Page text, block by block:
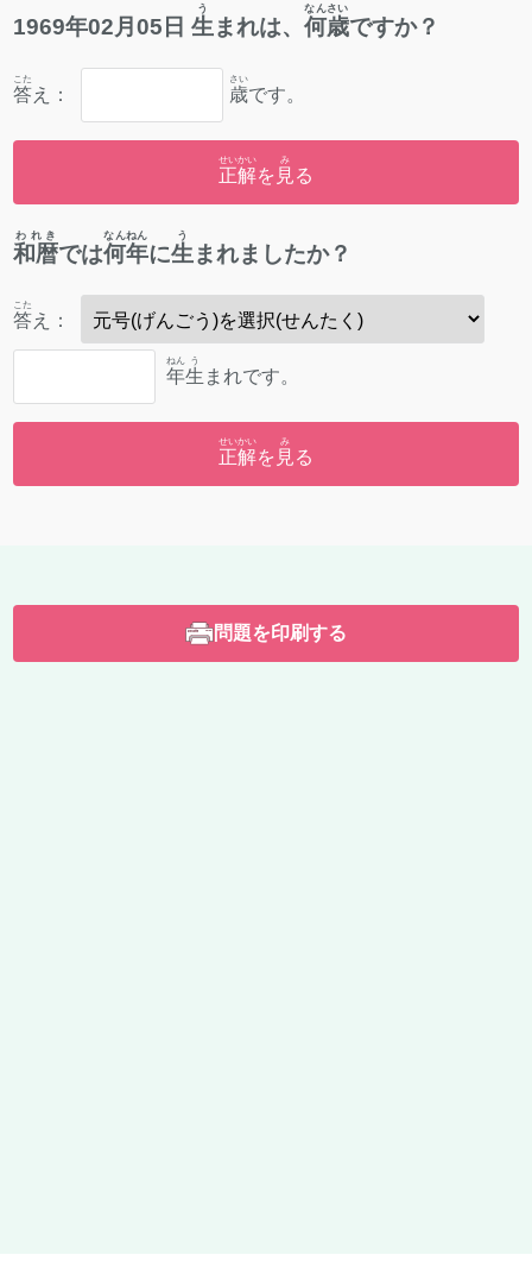
1969年02月05 日 生
う
まれは、何歳
なんさい
ですか？
答
こた
え： 歳
さい
です。
正解
せいかい
を 見
み
る
和暦
われき
では何年
なんねん
に生
う
まれましたか？
答
こた
え：
年
ねん
生
う
まれです。
正解
せいかい
を 見
み
る
問題を印刷する